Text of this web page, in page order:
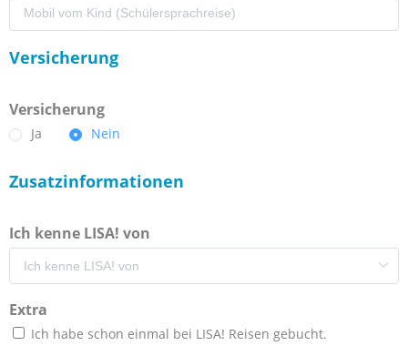
Versicherung
Versicherung
Ja Nein
Zusatzinformationen
Ich kenne LISA! von
Extra
Ich habe schon einmal bei LISA! Reisen gebucht.